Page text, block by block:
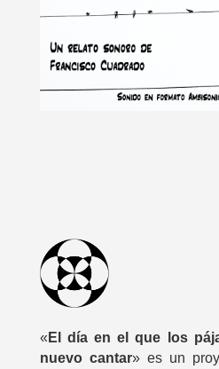
« El día en el que los
nuevo cantar» es un